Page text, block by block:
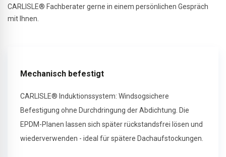
CARLISLE® Fachberater gerne in einem persönlichen Gespräch
mit Ihnen.
Mechanisch befestigt
CARLISLE® Induktionssystem: Windsogsichere
Befestigung ohne Durchdringung der Abdichtung. Die
EPDM-Planen lassen sich später rückstandsfrei lösen und
wiederverwenden - ideal für spätere Dachaufstockungen.